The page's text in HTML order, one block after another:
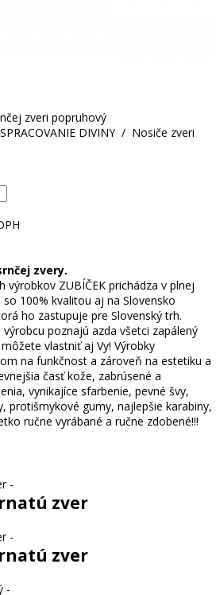
SPRACOVANIE DIVINY/ Nosiče zveri
zvery.
výrobkov ZUBÍČEK prichádza v plnej
100% kvalitou aj na Slovensko
ho zastupuje pre Slovenský trh.
poznajú azda všetci zapálený
vlastniť aj Vy! Výrobky
na funkčnost a zároveň na estetiku a
časť kože, zabrúsené a
vynikajíce sfarbenie, pevné švy,
protišmykové gumy, najlepšie karabiny,
ručne vyrábané a ručne zdobené!!!
zver
zver